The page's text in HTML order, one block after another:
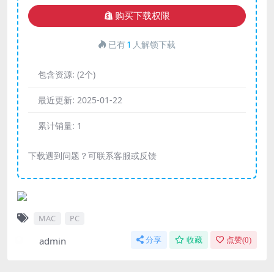
购买下载权限
已有1 人解锁下载
包含资源: (2个)
最近更新: 2025-01-22
累计销量: 1
下载遇到问题？可联系客服或反馈
MAC PC
admin 分享 收藏 点赞(0)